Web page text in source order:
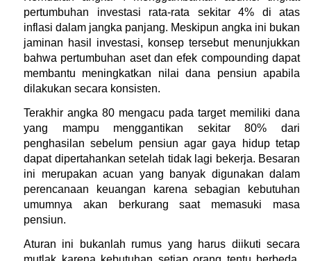
pertumbuhan investasi rata-rata sekitar 4% di atas
inflasi dalam jangka panjang. Meskipun angka ini bukan
jaminan hasil investasi, konsep tersebut menunjukkan
bahwa pertumbuhan aset dan efek compounding dapat
membantu meningkatkan nilai dana pensiun apabila
dilakukan secara konsisten.
Terakhir angka 80 mengacu pada target memiliki dana
yang mampu menggantikan sekitar 80% dari
penghasilan sebelum pensiun agar gaya hidup tetap
dapat dipertahankan setelah tidak lagi bekerja. Besaran
ini merupakan acuan yang banyak digunakan dalam
perencanaan keuangan karena sebagian kebutuhan
umumnya akan berkurang saat memasuki masa
pensiun.
Aturan ini bukanlah rumus yang harus diikuti secara